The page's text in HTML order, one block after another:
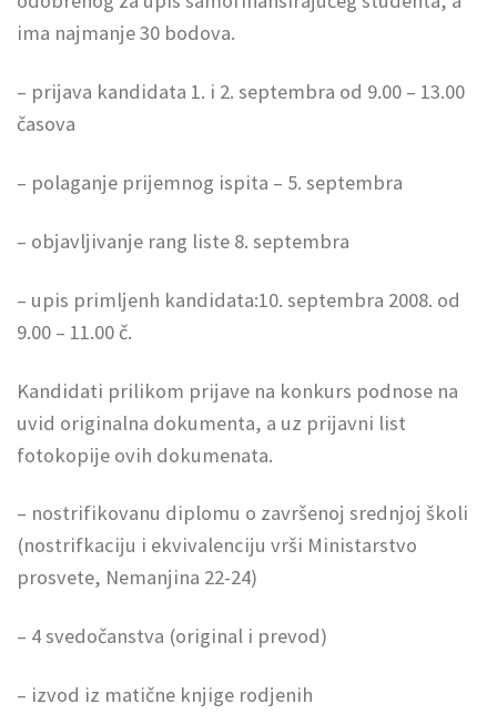
ima najmanje 30 bodova.
– prijava kandidata 1. i 2. septembra od 9.00 – 13.00
časova
– polaganje prijemnog ispita – 5. septembra
– objavljivanje rang liste 8. septembra
– upis primljenh kandidata:10. septembra 2008. od
9.00 – 11.00 č.
Kandidati prilikom prijave na konkurs podnose na
uvid originalna dokumenta, a uz prijavni list
fotokopije ovih dokumenata.
– nostrifikovanu diplomu o završenoj srednjoj školi
(nostrifkaciju i ekvivalenciju vrši Ministarstvo
prosvete, Nemanjina 22-24)
– 4 svedočanstva (original i prevod)
– izvod iz matične knjige rodjenih